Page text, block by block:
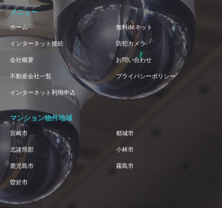
メニュー
ホーム 無料deネット
インターネット接続 防犯カメラ
会社概要 お問い合わせ
不動産会社一覧 プライバシーポリシー
インターネット利用申込
マンション物件地域
宮崎市 都城市
北諸県郡 小林市
鹿児島市 霧島市
曽於市